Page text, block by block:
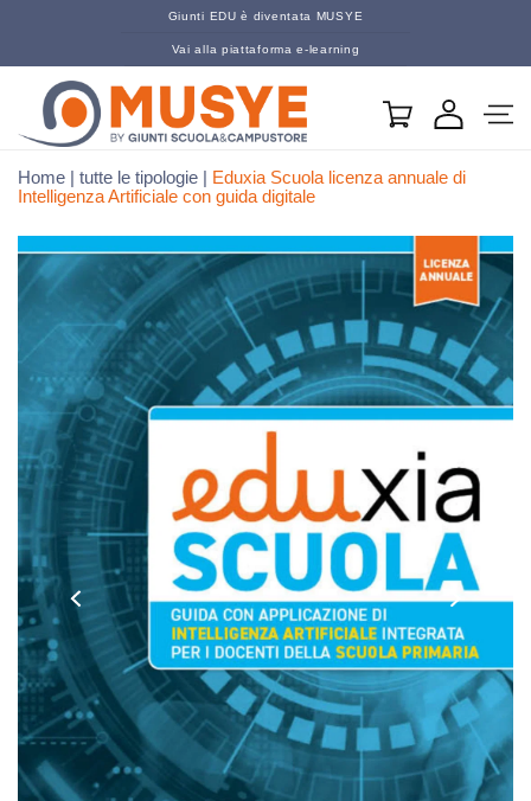
Giunti EDU è diventata MUSYE
Vai alla piattaforma e-learning
Carrello
Home | tutte le tipologie | Eduxia Scuola licenza annuale di
Intelligenza Artificiale con guida digitale